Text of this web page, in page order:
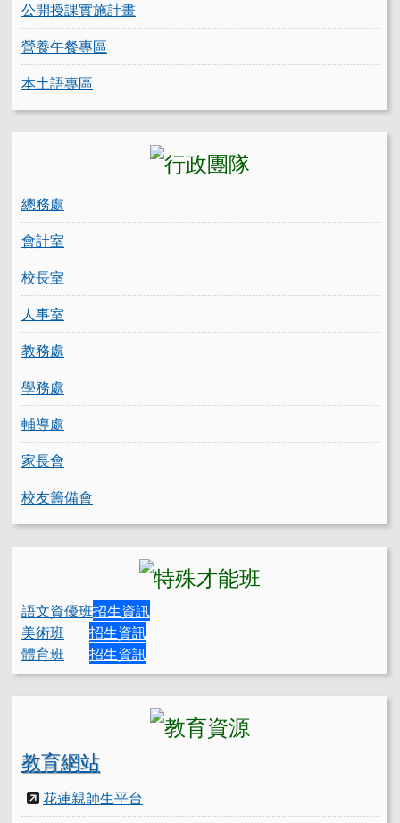
公開授課實施計畫
營養午餐專區
本土語專區
總務處
會計室
校長室
人事室
教務處
學務處
輔導處
家長會
校友籌備會
語文資優班招生資訊
美術班
招生資訊
體育班
招生資訊
教育網站
花蓮親師生平台